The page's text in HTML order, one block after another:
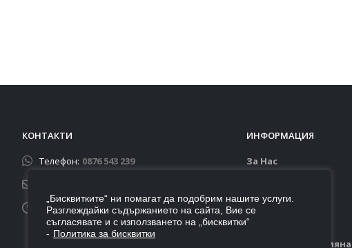
„Бисквитките“ ни помагат да подобрим нашите услуги.
Разглеждайки съдържанието на сайта, Вие се
съгласявате и с използването на „бисквитки“
- Политика за бисквитки
КОНТАКТИ
Телефон: 0876 543 239
Работно време:
Понеделник - Петък: 9:00 - 18:00
Събота - Неделя: Почивни дни
ИНФОРМАЦИЯ
За Нас
Контакти
Бисквитки
Връщане или замяна